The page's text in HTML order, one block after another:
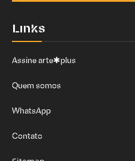
Links
Assine arte✱plus
Quem somos
WhatsApp
Contato